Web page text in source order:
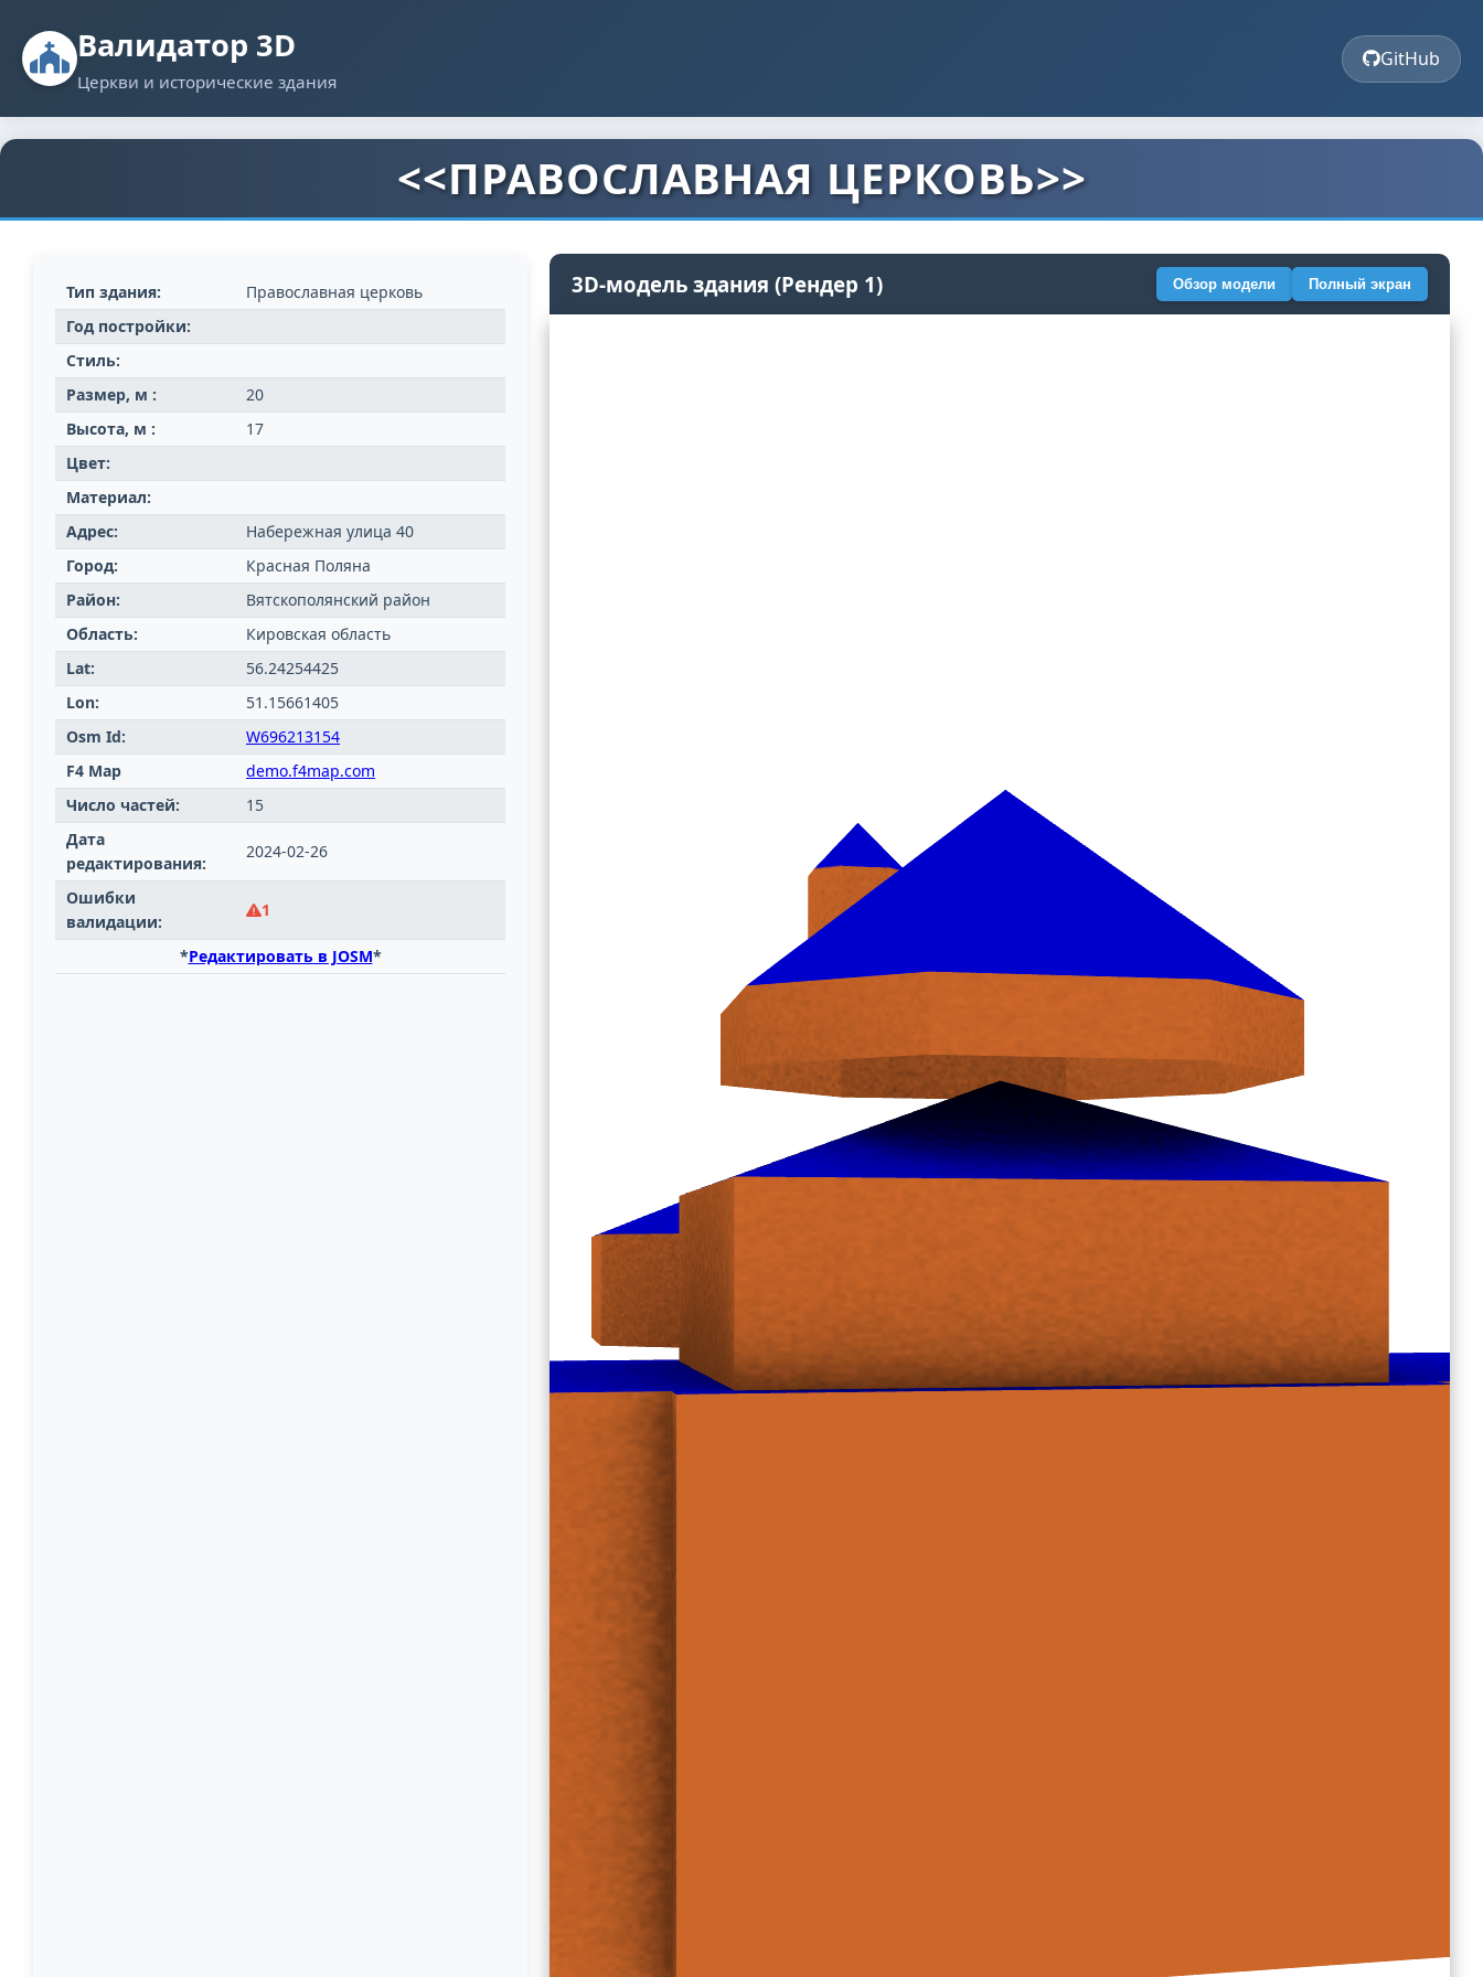
Валидатор 3D
Церкви и исторические здания
GitHub
<<ПРАВОСЛАВНАЯ ЦЕРКОВЬ>>
Тип здания:
Православная церковь
Год постройки:
Стиль:
Размер, м :
20
Высота, м :
17
Цвет:
Материал:
Адрес:
Набережная улица 40
Город:
Красная Поляна
Район:
Вятскополянский район
Область:
Кировская область
Lat:
56.24254425
Lon:
51.15661405
Osm Id:
W696213154
F4 Map
demo.f4map.com
Число частей:
15
Дата
редактирования:
2024-02-26
Ошибки
валидации:
1
*Редактировать в JOSM*
3D-модель здания (Рендер 1) Обзор модели Полный экран